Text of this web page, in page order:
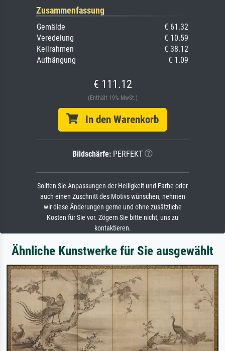
Zusammenfassung
Gemälde
€ 61.32
Veredelung
€ 10.59
Keilrahmen
€ 38.12
Aufhängung
€ 1.09
€ 111.12
(Enthält 19% MwSt.)
In den Warenkorb
Bildschärfe: PERFEKT
Sollten Sie Anpassungen der Helligkeit und Farbe oder
auch einen Zuschnitt des Motivs wünschen, nehmen
wir diese Änderungen gerne und ohne zusätzliche
Kosten für Sie vor. Zögern Sie bitte nicht, uns zu
kontaktieren.
Ähnliche Kunstwerke für Sie ausgewählt